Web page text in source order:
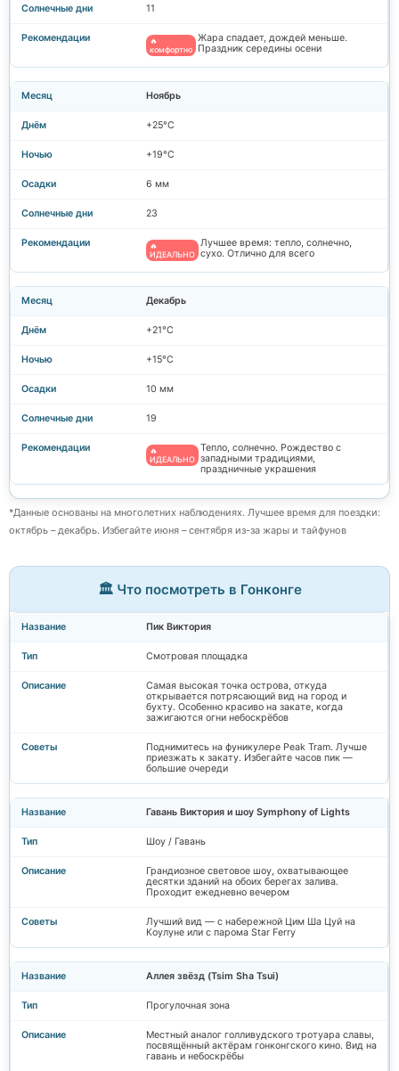
11
🔥
комфортно
Жара спадает, дождей меньше.
Праздник середины осени
Ноябрь
+25°C
+19°C
6 мм
23
🔥
ИДЕАЛЬНО
Лучшее время: тепло, солнечно,
сухо. Отлично для всего
Декабрь
+21°C
+15°C
10 мм
19
🔥
ИДЕАЛЬНО
Тепло, солнечно. Рождество с
западными традициями,
праздничные украшения
*Данные основаны на многолетних наблюдениях. Лучшее время для поездки:
октябрь – декабрь. Избегайте июня – сентября из-за жары и тайфунов
🏛️ Что посмотреть в Гонконге
Пик Виктория
Смотровая площадка
Самая высокая точка острова, откуда
открывается потрясающий вид на город и
бухту. Особенно красиво на закате, когда
зажигаются огни небоскрёбов
Поднимитесь на фуникулере Peak Tram. Лучше
приезжать к закату. Избегайте часов пик —
большие очереди
Гавань Виктория и шоу Symphony of Lights
Шоу / Гавань
Грандиозное световое шоу, охватывающее
десятки зданий на обоих берегах залива.
Проходит ежедневно вечером
Лучший вид — с набережной Цим Ша Цуй на
Коулуне или с парома Star Ferry
Аллея звёзд (Tsim Sha Tsui)
Прогулочная зона
Местный аналог голливудского тротуара славы,
посвящённый актёрам гонконгского кино. Вид на
гавань и небоскрёбы